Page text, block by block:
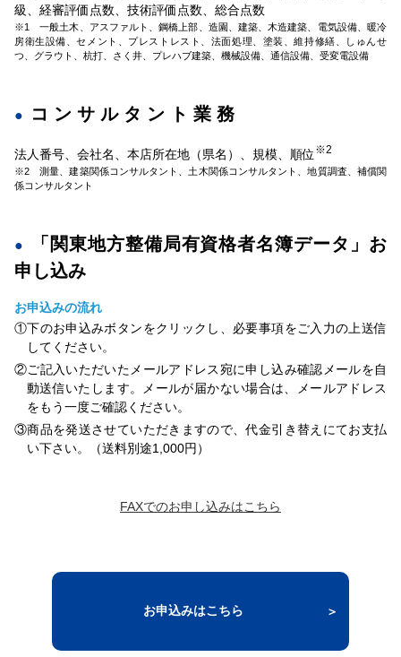
級、経審評価点数、技術評価点数、総合点数
※1 一般土木、アスファルト、鋼橋上部、造園、建築、木造建築、電気設備、暖冷
房衛生設備、セメント、プレストレスト、法面処理、塗装、維持修繕、しゅんせ
つ、グラウト、杭打、さく井、プレハブ建築、機械設備、通信設備、受変電設備
コンサルタント業務
法人番号、会社名、本店所在地（県名）、規模、順位 ※2
※2 測量、建築関係コンサルタント、土木関係コンサルタント、地質調査、補償関
係コンサルタント
「関東地方整備局有資格者名簿データ」お
申し込み
お申込みの流れ
①下のお申込みボタンをクリックし、必要事項をご入力の上送信
してください。
②ご記入いただいたメールアドレス宛に申し込み確認メールを自
動送信いたします。メールが届かない場合は、メールアドレス
をもう一度ご確認ください。
③商品を発送させていただきますので、代金引き替えにてお支払
い下さい。（送料別途1,000円）
FAXでのお申し込みはこちら
お申込みはこちら